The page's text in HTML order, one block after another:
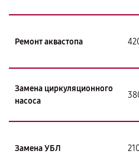
Ремонт аквастопа
Замена циркуляционного
насоса
Замена УБЛ